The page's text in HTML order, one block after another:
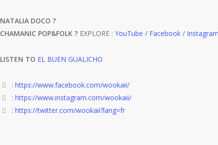
NATALIA DOCO ?
CHAMANIC POP&FOLK ? EXPLORE : YouTube / Facebook /
LISTEN TO EL BUEN GUALICHO
: https://www.facebook.com/wookaii/
: https://www.instagram.com/wookaii/
: https://twitter.com/wookaii?lang=fr